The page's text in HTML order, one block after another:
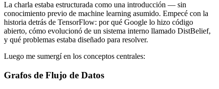
La charla estaba estructurada como una introducción — sin
conocimiento previo de machine learning asumido. Empecé con la
historia detrás de TensorFlow: por qué Google lo hizo código
abierto, cómo evolucionó de un sistema interno llamado DistBelief,
y qué problemas estaba diseñado para resolver.
Luego me sumergí en los conceptos centrales:
Grafos de Flujo de Datos